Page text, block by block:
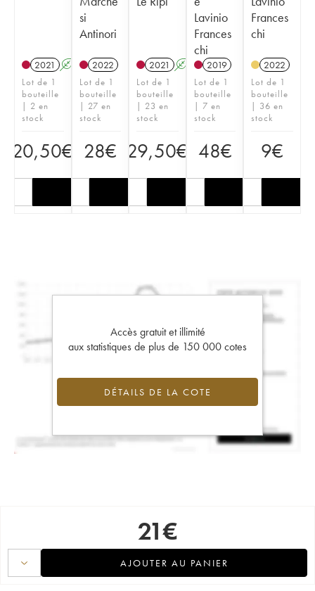
2021 A
Lot de 1
bouteille
| 2 en
stock
20,50€
si
Antinori
2022
Lot de 1
bouteille
| 27 en
stock
28€
2021 A
Lot de 1
bouteille
| 23 en
stock
29,50€
Lavinio
Frances
chi
2019
Lot de 1
bouteille
| 7 en
stock
48€
Frances
chi
2022
Lot de 1
bouteille
| 36 en
stock
9€
Accès gratuit et illimité
aux statistiques de plus de 150 000 cotes
DÉTAILS DE LA COTE
21€
AJOUTER AU PANIER